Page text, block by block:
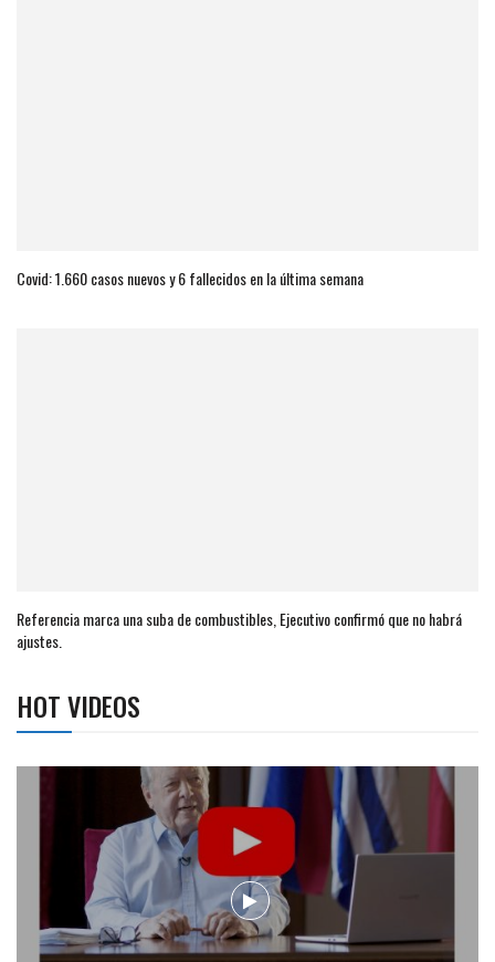
Covid: 1.660 casos nuevos y 6 fallecidos en la última semana
Referencia marca una suba de combustibles, Ejecutivo confirmó que no habrá
ajustes.
HOT VIDEOS
Campaña de turismo otoño-invierno